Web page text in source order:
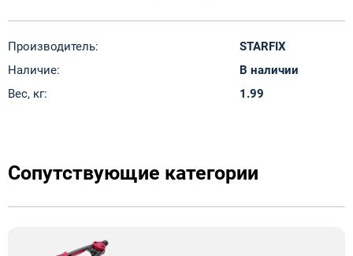
Производитель:
STARFIX
Наличие:
В наличии
Вес, кг:
1.99
Сопутствующие категории